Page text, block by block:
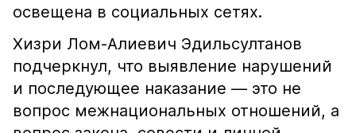
освещена в социальных сетях.
Хизри Лом-Алиевич Эдильсултанов
подчеркнул, что выявление нарушений
и последующее наказание — это не
вопрос межнациональных отношений, а